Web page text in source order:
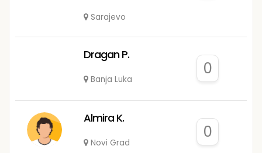
Sarajevo
Dragan P.
Banja Luka
0
Almira K.
Novi Grad
0